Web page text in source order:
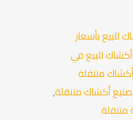
للبيع بأسعار
أكشاك للبيع في
أكشاك متنقلة
أكشاك متنقلة,
متنقلة